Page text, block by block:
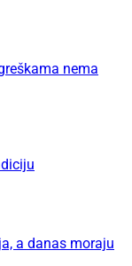
nema
a danas moraju